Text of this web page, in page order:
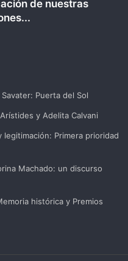
de nuestras
Puerta del Sol
y Adelita Calvani
legitimación: Primera prioridad
Machado: un discurso
histórica y Premios